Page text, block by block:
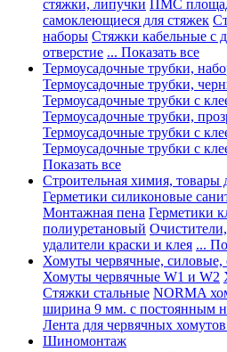
стяжки, липучки ПМС
самоклеющиеся для стяжек
наборы Стяжки кабельные с
отверстие ... Показать все
Термоусадочные трубки,
Термоусадочные трубки,
Термоусадочные трубки с
Термоусадочные трубки,
Термоусадочные трубки с
Термоусадочные трубки с
Показать все
Строительная химия, товары
Герметики силиконовые
Монтажная пена Герметики
полиуретановый
удалители краски и клея ...
Хомуты червячные, силовые,
Хомуты червячные W1 и W2
Стяжки стальные NORMA
ширина 9 мм. с постоянным
Лента для червячных
Шиномонтаж